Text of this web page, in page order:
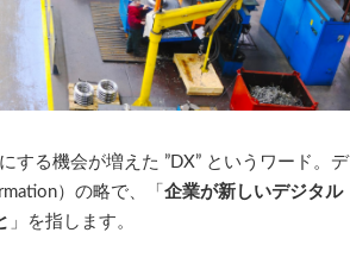
する機会が増えた ”DX” というワード。デ
）の略で、「 企業が新しいデジタル
」を指します。